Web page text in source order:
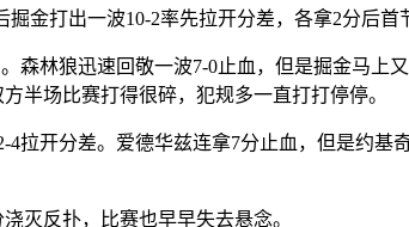
金打出一波10-2率先拉开分差，各拿2分后首
森林狼迅速回敬一波7-0止血，但是掘金马上
半场比赛打得很碎，犯规多一直打打停停。
拉开分差。爱德华兹连拿7分止血，但是约
灭反扑，比赛也早早失去悬念。